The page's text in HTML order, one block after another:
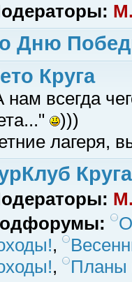
Дню
Круга
нам всегда
)))
лагеря,
Круга
,
, Планы